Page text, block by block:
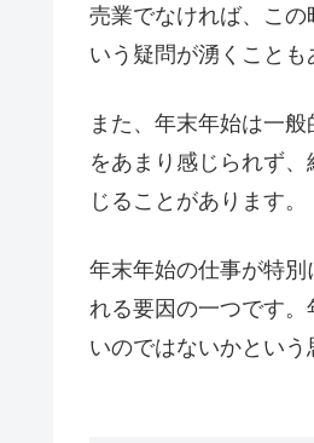
売業でなければ、こ
いう疑問が湧くことも
また、年末年始は一
をあまり感じられず
じることがあります。
年末年始の仕事が特
れる要因の一つです
いのではないかという